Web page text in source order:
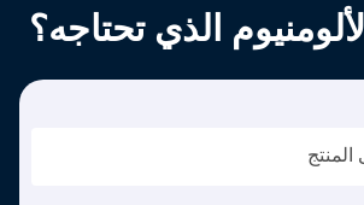
الذي تحتاجه؟